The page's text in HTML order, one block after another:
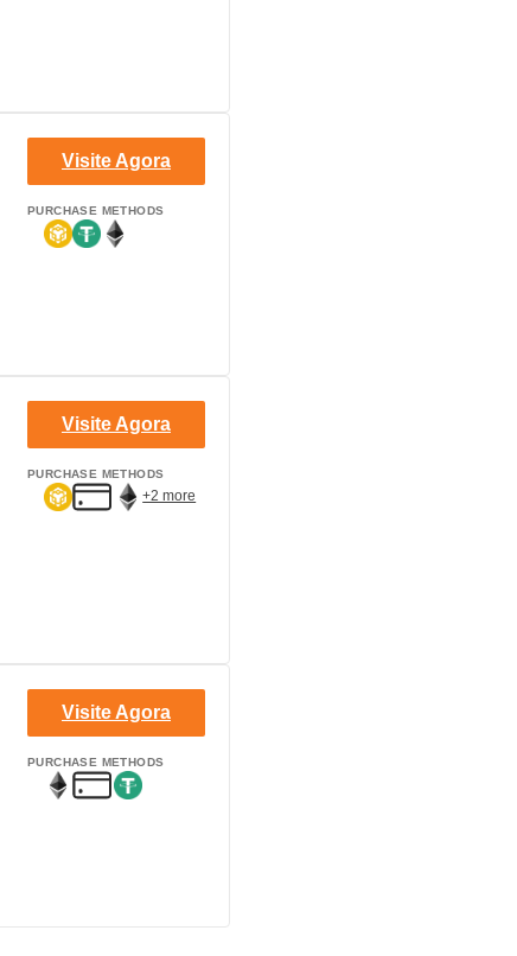
PURCHASE METHODS
Visite Agora
PURCHASE METHODS
+2 more
Visite Agora
PURCHASE METHODS
Visite Agora